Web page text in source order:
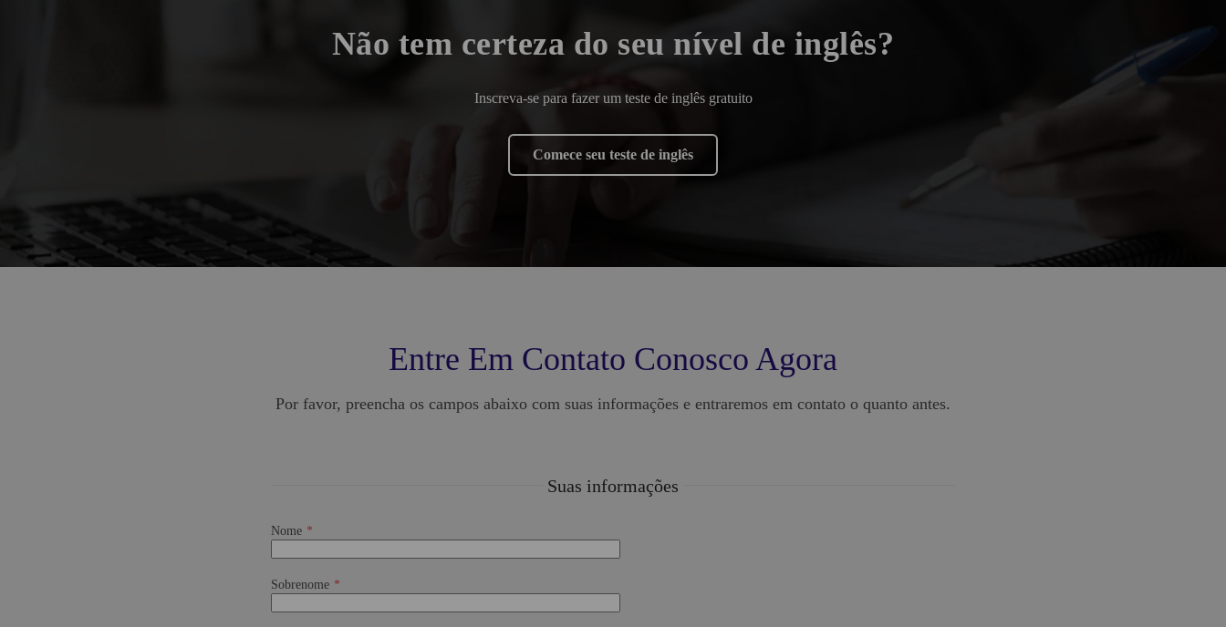
Não tem certeza do seu nível de inglês?
Inscreva-se para fazer um teste de inglês gratuito
Comece seu teste de inglês
Entre Em Contato Conosco Agora
Por favor, preencha os campos abaixo com suas informações e entraremos em contato o quanto antes.
Suas informações
Nome
Sobrenome